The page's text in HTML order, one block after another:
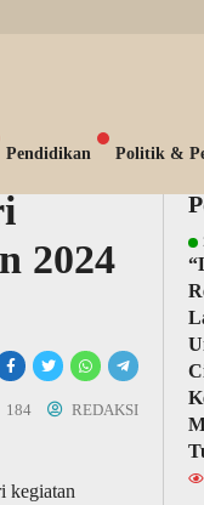
Pendidikan Politik &
2024
184 REDAKSI
kegiatan